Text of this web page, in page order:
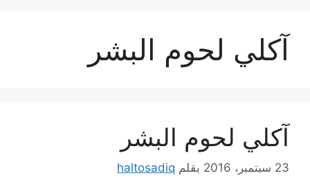
آكلي لحوم البشر
آكلي لحوم البشر
23 سبتمبر، 2016 بقلم haltosadiq